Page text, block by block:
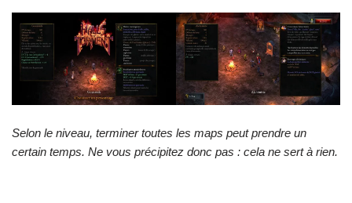
Selon le niveau, terminer toutes les maps peut prendre un
certain temps. Ne vous précipitez donc pas : cela ne sert à rien.